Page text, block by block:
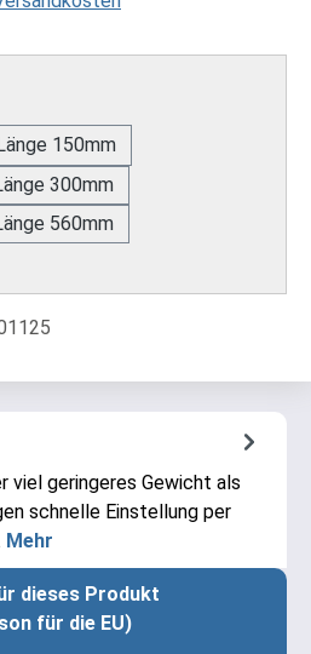
150mm
300mm
560mm
viel geringeres Gewicht als
schnelle Einstellung per
Mehr
dieses Produkt
für die EU)